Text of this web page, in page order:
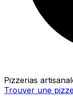
Pizzerias
Trouver une